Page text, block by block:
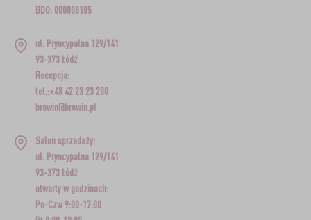
BDO: 000008185
ul. Pryncypalna 129/141
93-373 Łódź
Recepcja:
tel.:+48 42 23 23 200
browin@browin.pl
Salon sprzedaży:
ul. Pryncypalna 129/141
93-373 Łódź
otwarty w godzinach:
Pn-Czw 9:00-17:00